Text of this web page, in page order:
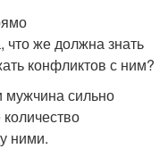
что же должна знать
конфликтов с ним?
мужчина сильно
ними.